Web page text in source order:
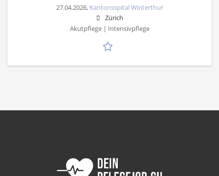
27.04.2026, Kantonsspital Winterthur
Zürich
Akutpflege | Intensivpflege